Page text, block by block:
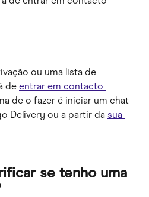
ou uma lista de
de entrar em contacto
de o fazer é iniciar um chat
Delivery ou a partir da sua
se tenho uma